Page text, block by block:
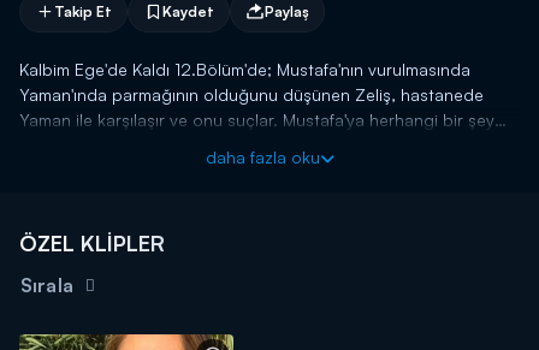
Takip Et Kaydet Paylaş
Kalbim Ege'de Kaldı 12.Bölüm'de; Mustafa'nın vurulmasında
Yaman'ında parmağının olduğunu düşünen Zeliş, hastanede
Yaman ile karşılaşır ve onu suçlar. Mustafa'ya herhangi bir şey
daha fazla oku
ÖZEL KLİPLER
Sırala